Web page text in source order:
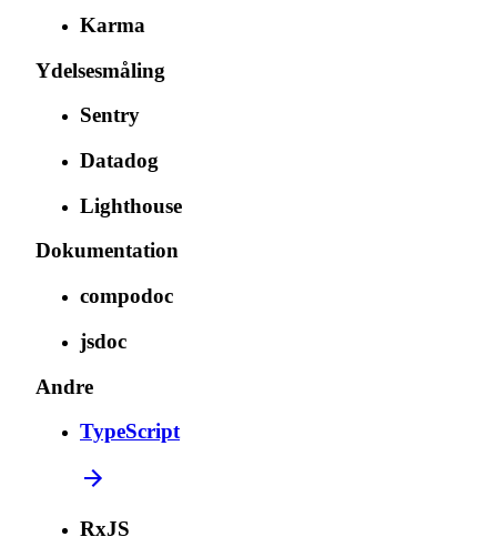
Karma
Ydelsesmåling
Sentry
Datadog
Lighthouse
Dokumentation
compodoc
jsdoc
Andre
TypeScript
RxJS